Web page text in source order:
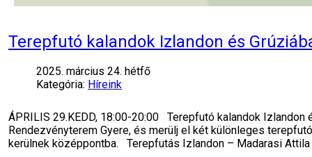
Terepfutó kalandok Izlandon és
2025. március 24. hétfő
Kategória: Híreink
ÁPRILIS 29.KEDD, 18:00-20:00 Terepfutó kalandok
Rendezvényterem Gyere, és merülj el két különleges
kerülnek középpontba. Terepfutás Izlandon – Madarasi